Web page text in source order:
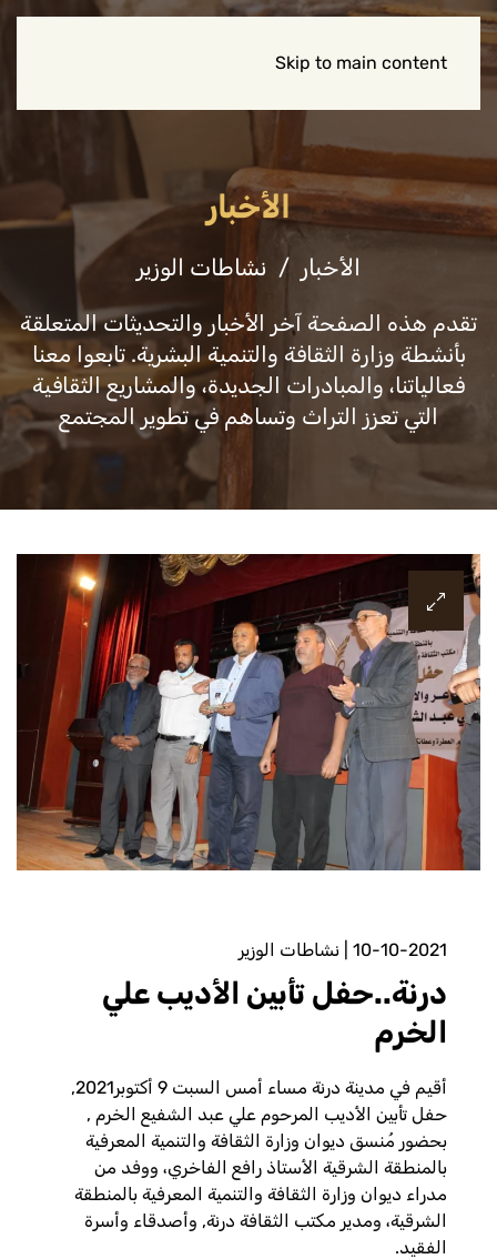
Skip to main content
الأخبار
الأخبار نشاطات الوزير
تقدم هذه الصفحة آخر الأخبار والتحديثات المتعلقة
بأنشطة وزارة الثقافة والتنمية البشرية. تابعوا معنا
فعالياتنا، والمبادرات الجديدة، والمشاريع الثقافية
التي تعزز التراث وتساهم في تطوير المجتمع
10-10-2021 نشاطات الوزير
درنة..حفل تأبين الأديب علي
الخرم
أقيم في مدينة درنة مساء أمس السبت 9 أكتوبر2021,
حفل تأبين الأديب المرحوم علي عبد الشفيع الخرم ,
بحضور مُنسق ديوان وزارة الثقافة والتنمية المعرفية
بالمنطقة الشرقية الأستاذ رافع الفاخري، ووفد من
مدراء ديوان وزارة الثقافة والتنمية المعرفية بالمنطقة
الشرقية، ومدير مكتب الثقافة درنة, وأصدقاء وأسرة
الفقيد.